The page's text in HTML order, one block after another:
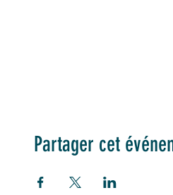
Partager cet